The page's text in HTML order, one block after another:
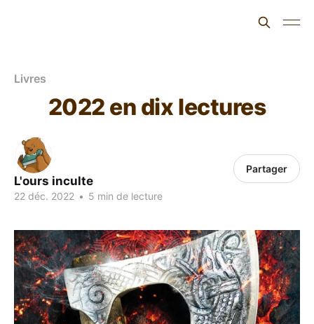
Livres
2022 en dix lectures
L'ours inculte
22 déc. 2022 • 5 min de lecture
Partager